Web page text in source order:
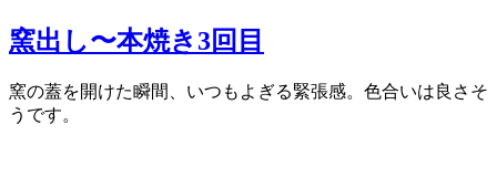
日:
窯出し〜本焼き3回目
窯の蓋を開けた瞬間、いつもよぎる緊張感。色合いは良さそ
うです。